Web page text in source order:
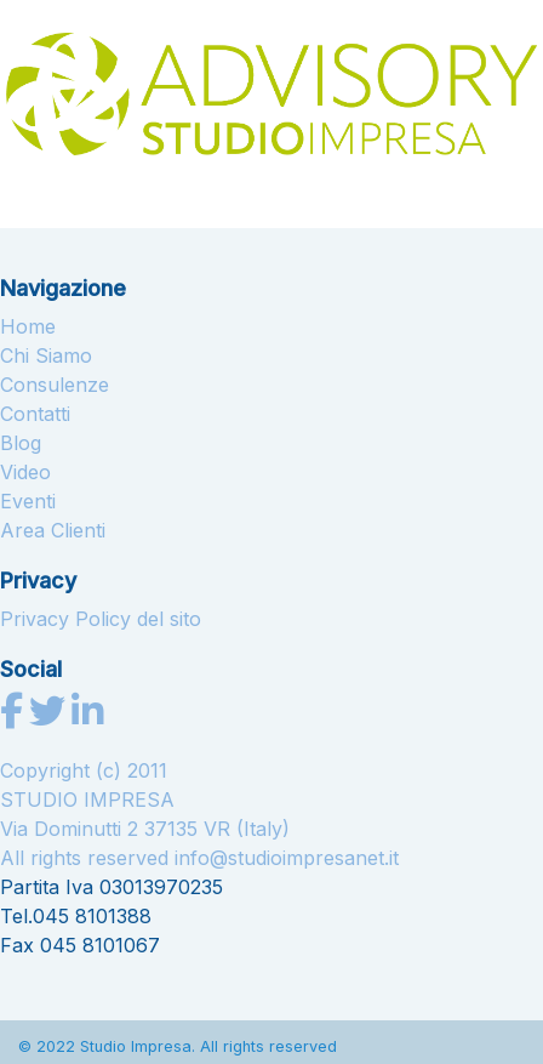
Navigazione
Home
Chi Siamo
Consulenze
Contatti
Blog
Video
Eventi
Area Clienti
Privacy
Privacy Policy del sito
Social
Copyright (c) 2011
STUDIO IMPRESA
Via Dominutti 2 37135 VR (Italy)
All rights reserved info@studioimpresanet.it
Partita Iva 03013970235
Tel.045 8101388
Fax 045 8101067
© 2022 Studio Impresa. All rights reserved